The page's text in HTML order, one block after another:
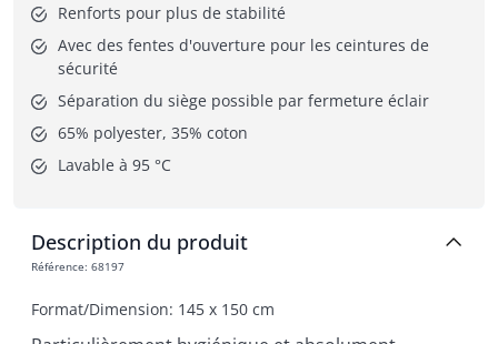
Renforts pour plus de stabilité
Avec des fentes d'ouverture pour les ceintures de
sécurité
Séparation du siège possible par fermeture éclair
65% polyester, 35% coton
Lavable à 95 °C
Description du produit
Référence: 68197
Format/Dimension: 145 x 150 cm